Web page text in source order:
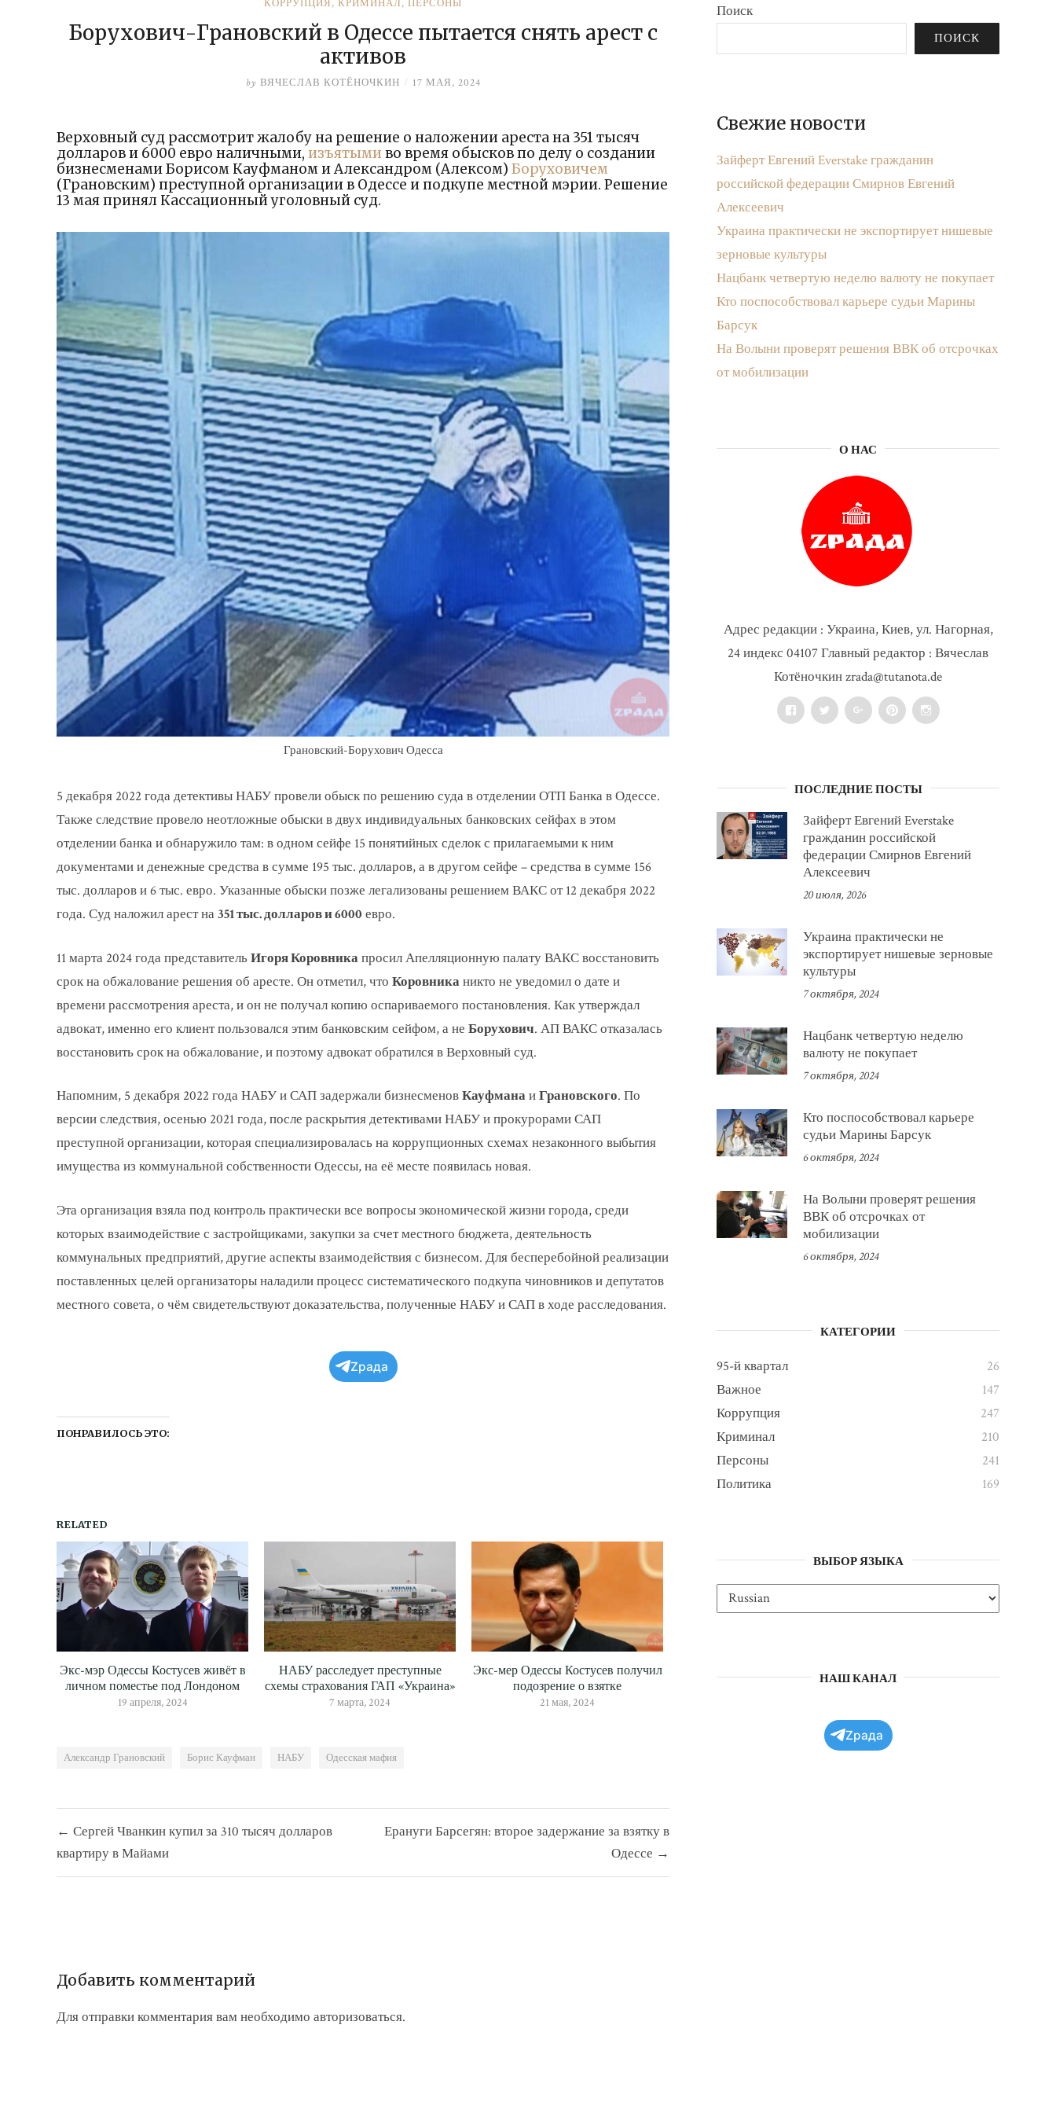
КОРРУПЦИЯ, КРИМИНАЛ, ПЕРСОНЫ
Борухович-Грановский в Одессе пытается снять арест с
активов
by ВЯЧЕСЛАВ КОТЁНОЧКИН / 17 МАЯ, 2024
Верховный суд рассмотрит жалобу на решение о наложении ареста на 351 тысяч
долларов и 6000 евро наличными, изъятымиво время обысков по делу о создании
бизнесменами Борисом Кауфманом и Александром (Алексом) Боруховичем
(Грановским) преступной организации в Одессе и подкупе местной мэрии. Решение
13 мая принял Кассационный уголовный суд.
Грановский-Борухович Одесса
5 декабря 2022 года детективы НАБУ провели обыск по решению суда в отделении ОТП Банка в Одессе.
Также следствие провело неотложные обыски в двух индивидуальных банковских сейфах в этом
отделении банка и обнаружило там: в одном сейфе 15 понятийных сделок с прилагаемыми к ним
документами и денежные средства в сумме 195 тыс. долларов, а в другом сейфе – средства в сумме 156
тыс. долларов и 6 тыс. евро. Указанные обыски позже легализованы решением ВАКС от 12 декабря 2022
года. Суд наложил арест на351 тыс. долларов и 6000 евро.
11 марта 2024 года представительИгоря Коровникапросил Апелляционную палату ВАКС восстановить
срок на обжалование решения об аресте. Он отметил, что Коровниканикто не уведомил о дате и
времени рассмотрения ареста, и он не получал копию оспариваемого постановления. Как утверждал
адвокат, именно его клиент пользовался этим банковским сейфом, а не Борухович. АП ВАКС отказалась
восстановить срок на обжалование, и поэтому адвокат обратился в Верховный суд.
Напомним, 5 декабря 2022 года НАБУ и САП задержали бизнесменовКауфманаиГрановского. По
версии следствия, осенью 2021 года, после раскрытия детективами НАБУ и прокурорами САП
преступной организации, которая специализировалась на коррупционных схемах незаконного выбытия
имущества из коммунальной собственности Одессы, на её месте появилась новая.
Эта организация взяла под контроль практически все вопросы экономической жизни города, среди
которых взаимодействие с застройщиками, закупки за счет местного бюджета, деятельность
коммунальных предприятий, другие аспекты взаимодействия с бизнесом. Для бесперебойной реализации
поставленных целей организаторы наладили процесс систематического подкупа чиновников и депутатов
местного совета, о чём свидетельствуют доказательства, полученные НАБУ и САП в ходе расследования.
Zрада
ПОНРАВИЛОСЬ ЭТО:
RELATED
Экс-мэр Одессы Костусев живёт в
личном поместье под Лондоном
19 апреля, 2024
НАБУ расследует преступные
схемы страхования ГАП «Украина»
7 марта, 2024
Экс-мер Одессы Костусев получил
подозрение о взятке
21 мая, 2024
Александр Грановский Борис Кауфман НАБУ Одесская мафия
по
записям
← Сергей Чванкин купил за 310 тысяч долларов
квартиру в Майами
Ерануги Барсегян: второе задержание за взятку в
Одессе →
Добавить комментарий
Для отправки комментария вам необходимо авторизоваться.
Поиск
ПОИСК
Свежие новости
Зайферт Евгений Everstake гражданин
российской федерации Смирнов Евгений
Алексеевич
Украина практически не экспортирует нишевые
зерновые культуры
Нацбанк четвертую неделю валюту не покупает
Кто поспособствовал карьере судьи Марины
Барсук
На Волыни проверят решения ВВК об отсрочках
от мобилизации
О НАС
Адрес редакции : Украина, Киев, ул. Нагорная,
24 индекс 04107 Главный редактор : Вячеслав
Котёночкин zrada@tutanota.de
FacebookTwitter Google+PinterestInstagram
ПОСЛЕДНИЕ ПОСТЫ
Зайферт Евгений Everstake
гражданин российской
федерации Смирнов Евгений
Алексеевич
20 июля, 2026
Украина практически не
экспортирует нишевые зерновые
культуры
7 октября, 2024
Нацбанк четвертую неделю
валюту не покупает
7 октября, 2024
Кто поспособствовал карьере
судьи Марины Барсук
6 октября, 2024
На Волыни проверят решения
ВВК об отсрочках от
мобилизации
6 октября, 2024
КАТЕГОРИИ
95-й квартал
26
Важное
147
Коррупция
247
Криминал
210
Персоны
241
Политика
169
ВЫБОР ЯЗЫКА
НАШ КАНАЛ
Zрада